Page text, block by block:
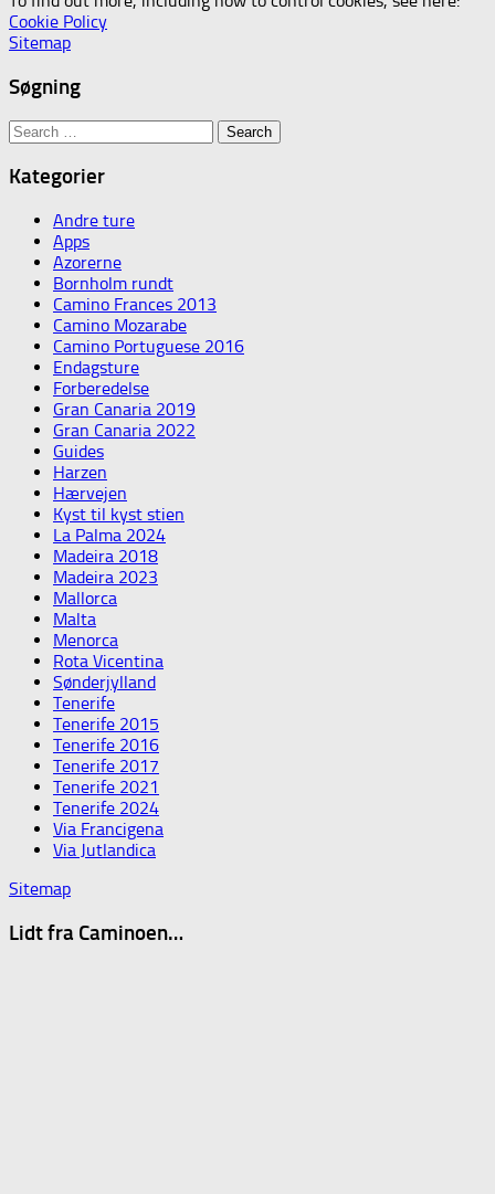
Cookie Policy
Sitemap
Søgning
Search
for:
Kategorier
Andre ture
Apps
Azorerne
Bornholm rundt
Camino Frances 2013
Camino Mozarabe
Camino Portuguese 2016
Endagsture
Forberedelse
Gran Canaria 2019
Gran Canaria 2022
Guides
Harzen
Hærvejen
Kyst til kyst stien
La Palma 2024
Madeira 2018
Madeira 2023
Mallorca
Malta
Menorca
Rota Vicentina
Sønderjylland
Tenerife
Tenerife 2015
Tenerife 2016
Tenerife 2017
Tenerife 2021
Tenerife 2024
Via Francigena
Via Jutlandica
Sitemap
Lidt fra Caminoen…